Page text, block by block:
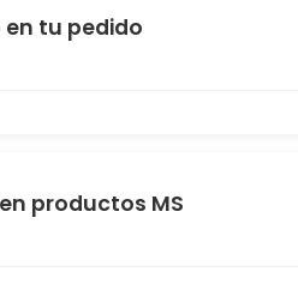
en tu pedido
productos MS